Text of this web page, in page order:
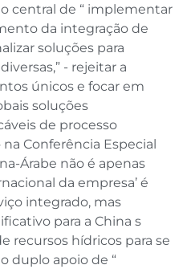
central de “ implementar
da integração de
soluções para
- rejeitar a
únicos e focar em
soluções
de processo
Conferência Especial
Árabe não é apenas
da empresa’ é
integrado, mas
para a China s
recursos hídricos para se
duplo apoio de “